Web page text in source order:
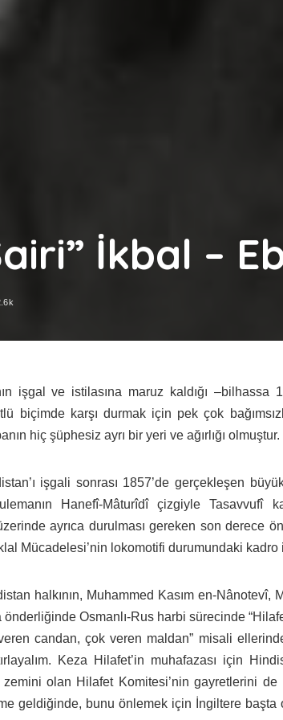
İkbal –
işgal ve istilasına maruz kaldığı
biçimde karşı durmak için pek çok
hiç şüphesiz ayrı bir yeri ve ağırlığı olmuştur.
işgali sonrası 1857’de gerçekleşen
ulemanın Hanefî-Mâturîdî çizgiyle
ayrıca durulması gereken son derece
Mücadelesi’nin lokomotifi durumundaki
halkının, Muhammed Kasım en-Nânotevî,
önderliğinde Osmanlı-Rus harbi sürecinde
candan, çok veren maldan” misali
Keza Hilafet’in muhafazası için
olan Hilafet Komitesi’nin gayretlerini de
geldiğinde, bunu önlemek için İngiltere